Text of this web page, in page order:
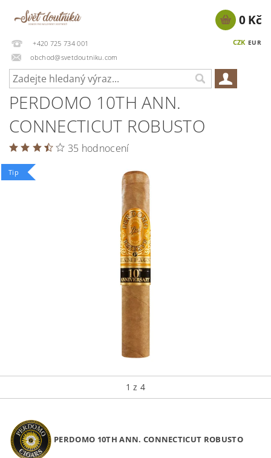
+420 725 734 001
obchod@svetdoutniku.com
CZK EUR
0 Kč
PERDOMO 10TH ANN.
CONNECTICUT ROBUSTO
35 hodnocení
Tip
1 z 4
PERDOMO 10TH ANN. CONNECTICUT ROBUSTO